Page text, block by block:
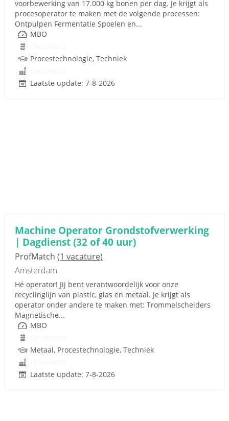
voorbewerking van 17.000 kg bonen per dag. Je krijgt als
procesoperator te maken met de volgende processen:
Ontpulpen Fermentatie Spoelen en...
MBO
Procestechnologie, Techniek
Laatste update: 7-8-2026
Machine Operator Grondstofverwerking
| Dagdienst (32 of 40 uur)
ProfMatch (1 vacature)
Amsterdam
Hé operator! Jij bent verantwoordelijk voor onze
recyclinglijn van plastic, glas en metaal. Je krijgt als
operator onder andere te maken met: Trommelscheiders
Magnetische...
MBO
Metaal, Procestechnologie, Techniek
Laatste update: 7-8-2026